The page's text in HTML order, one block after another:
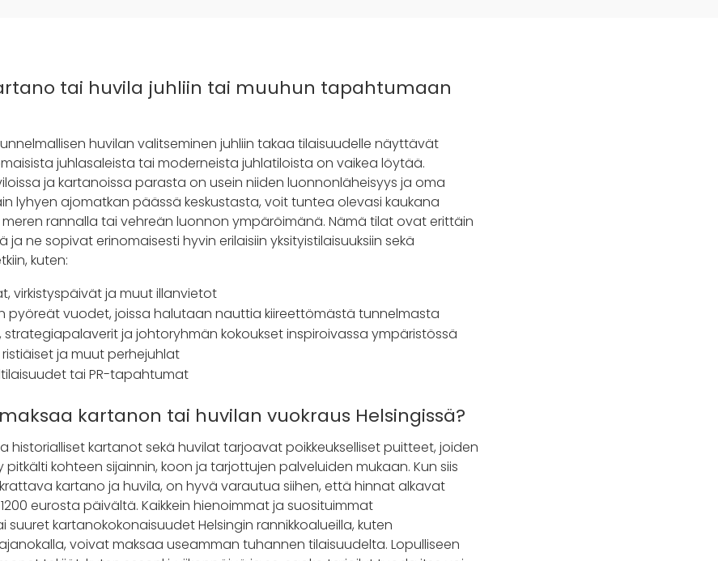
tai huvila juhliin tai muuhun tapahtumaan
huvilan valitseminen juhliin takaa tilaisuudelle näyttävät
juhlasaleista tai moderneista juhlatiloista on vaikea löytää.
ja kartanoissa parasta on usein niiden luonnonläheisyys ja oma
lyhyen ajomatkan päässä keskustasta, voit tuntea olevasi kaukana
rannalla tai vehreän luonnon ympäröimänä. Nämä tilat ovat erittäin
ja ne sopivat erinomaisesti hyvin erilaisiin yksityistilaisuuksiin sekä
kuten:
virkistyspäivät ja muut illanvietot
pyöreät vuodet, joissa halutaan nauttia kiireettömästä tunnelmasta
strategiapalaverit ja johtoryhmän kokoukset inspiroivassa ympäristössä
ja muut perhejuhlat
tai PR-tapahtumat
kartanon tai huvilan vuokraus Helsingissä?
historialliset kartanot sekä huvilat tarjoavat poikkeukselliset puitteet, joiden
kohteen sijainnin, koon ja tarjottujen palveluiden mukaan. Kun siis
kartano ja huvila, on hyvä varautua siihen, että hinnat alkavat
eurosta päivältä. Kaikkein hienoimmat ja suosituimmat
kartanokokonaisuudet Helsingin rannikkoalueilla, kuten
voivat maksaa useamman tuhannen tilaisuudelta. Lopulliseen